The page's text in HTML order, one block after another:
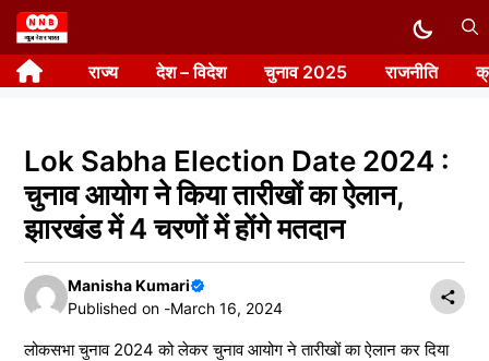
Skip
to
content राज्य देश – विदेश चुनाव 2025 राजनीति
Lok Sabha Election Date 2024 :
चुनाव आयोग ने किया तारीखों का ऐलान,
झारखंड में 4 चरणों में होंगे मतदान
Manisha Kumari
Published on -March 16, 2024
लोकसभा चुनाव 2024 को लेकर चुनाव आयोग ने तारीखों का ऐलान कर दिया